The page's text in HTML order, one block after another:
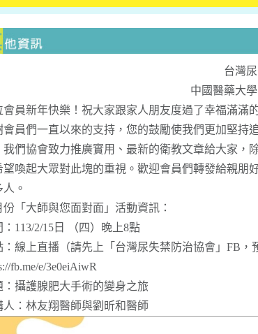
台灣
中國醫藥大
會員新年快樂！祝大家跟家人朋友度過了幸福滿滿
會員們一直以來的支持，您的鼓勵使我們更加堅持
我們協會致力推廣實用、最新的衛教文章給大家，
望喚起大眾對此塊的重視。歡迎會員們轉發給親朋
人。
份「大師與您面對面」活動資訊：
：113/2/15日 （四）晚上8點
：線上直播（請先上「台灣尿失禁防治協會」FB，
fb.me/e/3e0eiAiwR
：攝護腺肥大手術的變身之旅
人：林友翔醫師與劉昕和醫師